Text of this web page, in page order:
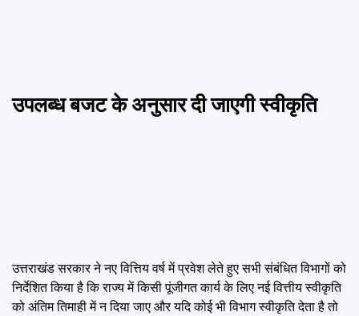
उपलब्ध बजट के अनुसार दी जाएगी स्वीकृति
उत्तराखंड सरकार ने नए वित्तिय वर्ष में प्रवेश लेते हुए सभी संबंधित विभागों को
निर्देशित किया है कि राज्य में किसी पूंजीगत कार्य के लिए नई वित्तीय स्वीकृति
को अंतिम तिमाही में न दिया जाए और यदि कोई भी विभाग स्वीकृति देता है तो